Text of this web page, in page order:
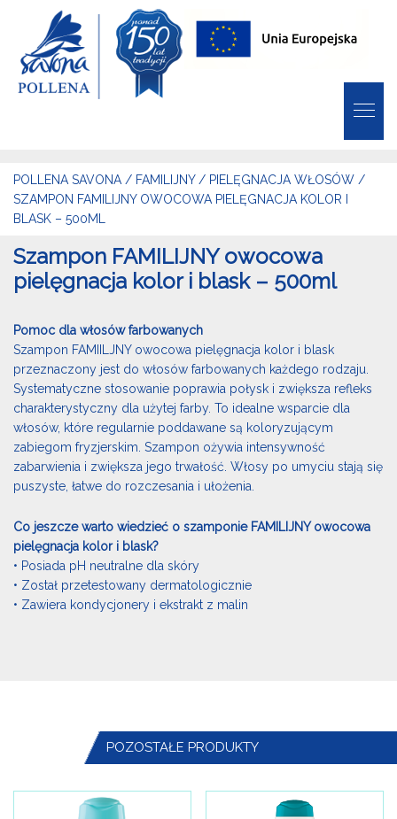
POLLENA SAVONA / FAMILIJNY/ PIELĘGNACJA WŁOSÓW /
SZAMPON FAMILIJNY OWOCOWA PIELĘGNACJA KOLOR I
BLASK – 500ML
Szampon FAMILIJNY owocowa
pielęgnacja kolor i blask – 500ml
Pomoc dla włosów farbowanych
Szampon FAMIILJNY owocowa pielęgnacja kolor i blask
przeznaczony jest do włosów farbowanych każdego rodzaju.
Systematyczne stosowanie poprawia połysk i zwiększa refleks
charakterystyczny dla użytej farby. To idealne wsparcie dla
włosów, które regularnie poddawane są koloryzującym
zabiegom fryzjerskim. Szampon ożywia intensywność
zabarwienia i zwiększa jego trwałość. Włosy po umyciu stają się
puszyste, łatwe do rozczesania i ułożenia.
Co jeszcze warto wiedzieć o szamponie FAMILIJNY owocowa
pielęgnacja kolor i blask?
• Posiada pH neutralne dla skóry
• Został przetestowany dermatologicznie
• Zawiera kondycjonery i ekstrakt z malin
POZOSTAŁE PRODUKTY